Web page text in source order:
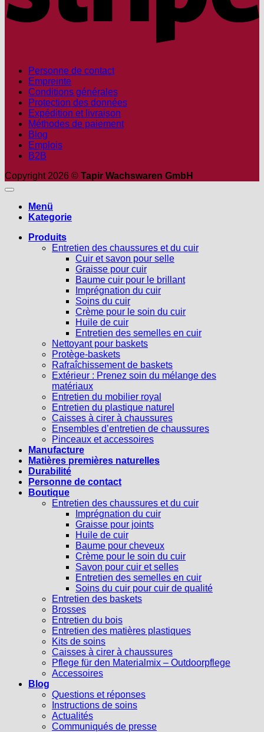
Personne de contact
Empreinte
Conditions générales
Protection des données
Expédition et livraison
Méthodes de paiement
Blog
Emplois
B2B
Copyright 2026 © Tapir Wachswaren GmbH
Menü
Kategorie
Produits
Entretien des chaussures et du cuir
Cuir et savon pour selle
Graisse pour cuir
Baume cuir pour le brillant
Imprégnation du cuir
Soins du cuir
Crème pour le soin du cuir
Huile de cuir
Entretien des semelles en cuir
Nettoyant pour baskets
Protège-baskets
Rafraîchissement de baskets
Extérieur : Prenez soin du mélange des
matériaux
Entretien du mobilier royal
Entretien du plastique naturel
Caisses à cirer à chaussures
Ensembles d’entretien de chaussures
Pinceaux et accessoires
Manufacture
Matières premières naturelles
Durabilité
Personne de contact
Boutique
Entretien des chaussures et du cuir
Imprégnation du cuir
Graisse pour joints
Huile de cuir
Baume pour cheveux
Crème pour le soin du cuir
Savon pour cuir et selles
Entretien des semelles en cuir
Soins du cuir pour cuir de qualité
Entretien des baskets
Brosses
Entretien du bois
Entretien des matières plastiques
Kits de soins
Caisses à cirer à chaussures
Pflege für den Materialmix – Outdoorpflege
Accessoires
Blog
Questions et réponses
Instructions de soins
Actualités
Communiqués de presse